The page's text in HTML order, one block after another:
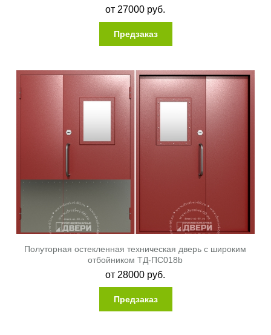
от 27000 руб.
Предзаказ
Полуторная остекленная техническая дверь с широким
отбойником ТД-ПС018b
от 28000 руб.
Предзаказ